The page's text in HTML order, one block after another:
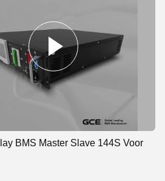
BMS Master Slave 144S Voor